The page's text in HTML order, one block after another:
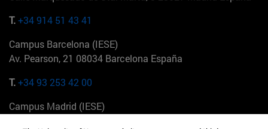
T.+34 914 51 43 41
Campus Barcelona (IESE)
Av. Pearson, 21 08034 Barcelona España
T.+34 93 253 42 00
Campus Madrid (IESE)